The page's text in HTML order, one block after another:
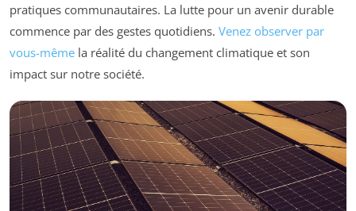
pratiques communautaires. La lutte pour un avenir durable
commence par des gestes quotidiens. Venez observer par
vous-même la réalité du changement climatique et son
impact sur notre société.